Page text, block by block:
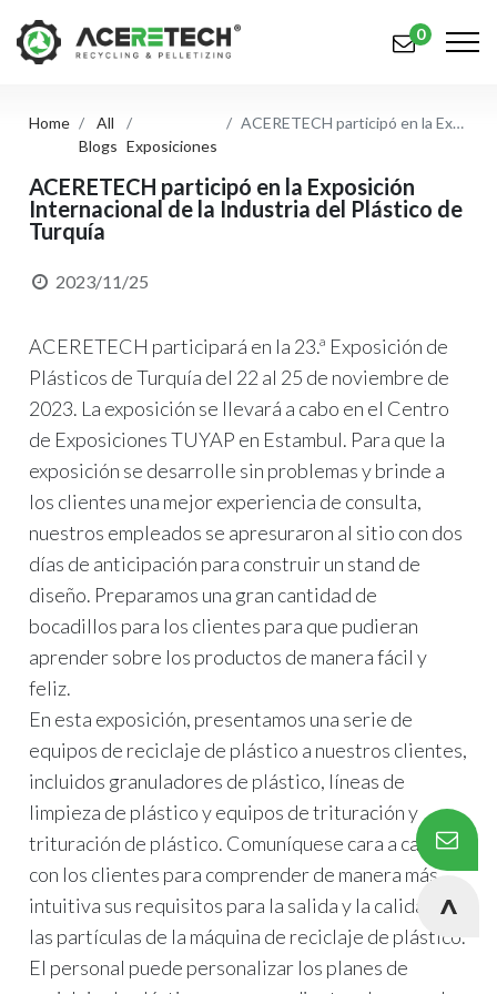
Productos
Aplicaciones
Soluciones
Apoyo
Contáctenos
简体中文
русский язык Español
0
Home
All
Blogs Exposiciones
ACERETECH participó en la Exposición Internacional de la Industria del Plástico de Turquía
ACERETECH participó en la Exposición
Internacional de la Industria del Plástico de
Turquía
2023/11/25
ACERETECH participará en la 23.ª Exposición de
Plásticos de Turquía del 22 al 25 de noviembre de
2023. La exposición se llevará a cabo en el Centro
de Exposiciones TUYAP en Estambul. Para que la
exposición se desarrolle sin problemas y brinde a
los clientes una mejor experiencia de consulta,
nuestros empleados se apresuraron al sitio con dos
días de anticipación para construir un stand de
diseño. Preparamos una gran cantidad de
bocadillos para los clientes para que pudieran
aprender sobre los productos de manera fácil y
feliz.
En esta exposición, presentamos una serie de
equipos de reciclaje de plástico a nuestros clientes,
incluidos granuladores de plástico, líneas de
limpieza de plástico y equipos de trituración y
trituración de plástico. Comuníquese cara a cara
con los clientes para comprender de manera más
intuitiva sus requisitos para la salida y la calidad de
las partículas de la máquina de reciclaje de plástico.
El personal puede personalizar los planes de